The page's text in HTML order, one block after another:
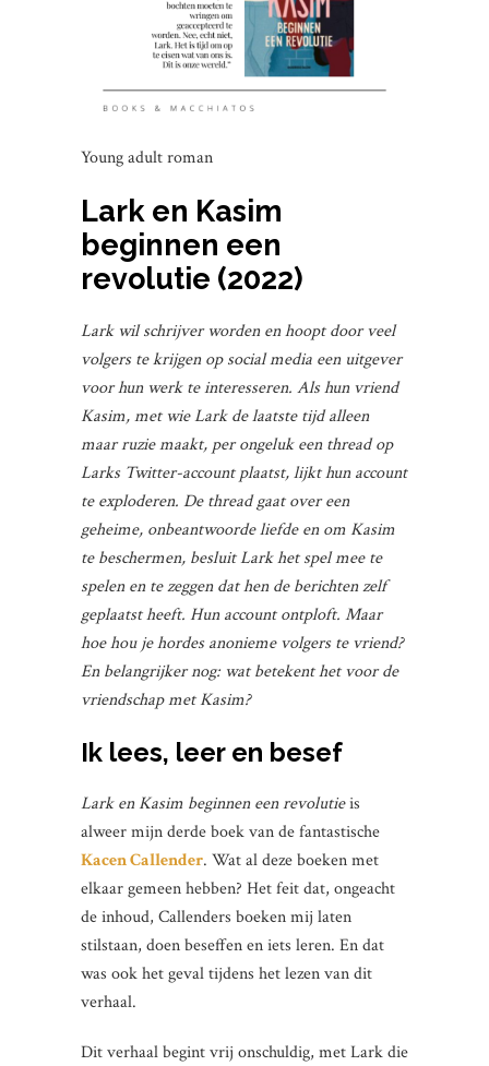
Young adult roman
Lark en Kasim
beginnen een
revolutie (2022)
Lark wil schrijver worden en hoopt door veel
volgers te krijgen op social media een uitgever
voor hun werk te interesseren. Als hun vriend
Kasim, met wie Lark de laatste tijd alleen
maar ruzie maakt, per ongeluk een thread op
Larks Twitter-account plaatst, lijkt hun account
te exploderen. De thread gaat over een
geheime, onbeantwoorde liefde en om Kasim
te beschermen, besluit Lark het spel mee te
spelen en te zeggen dat hen de berichten zelf
geplaatst heeft. Hun account ontploft. Maar
hoe hou je hordes anonieme volgers te vriend?
En belangrijker nog: wat betekent het voor de
vriendschap met Kasim?
Ik lees, leer en besef
Lark en Kasim beginnen eenrevolutieis
alweer mijn derde boek van de fantastische
Kacen Callender. Wat al deze boeken met
elkaar gemeen hebben? Het feit dat, ongeacht
de inhoud, Callenders boeken mij laten
stilstaan, doen beseffen en iets leren. En dat
was ook het geval tijdens het lezen van dit
verhaal.
Dit verhaal begint vrij onschuldig, met Lark die